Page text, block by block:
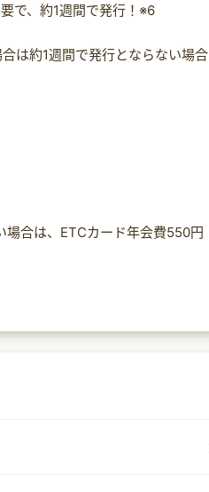
で、約1週間で発行！※6
は約1週間で発行とならない場合
場合は、ETCカード年会費550円